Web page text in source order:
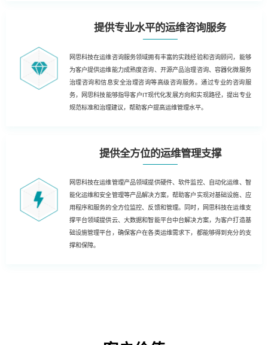
提供专业水平的运维咨询服务
网思科技在运维咨询服务领域拥有丰富的实践经验和咨询顾问，能够
为客户提供运维能力成熟度咨询、开源产品治理咨询、容器化微服务
治理咨询和信息安全治理咨询等高级咨询服务。通过专业的咨询服
务，网思科技能够指导客户IT现代化发展方向和实现路径，提出专业
规范标准和治理建议，帮助客户提高运维管理水平。
提供全方位的运维管理支撑
网思科技在运维管理产品领域提供硬件、软件监控、自动化运维、智
能化运维和安全管理等产品解决方案，帮助客户实现对基础设施、应
用程序和服务的全方位监控、反馈和管理。同时，网思科技在运维支
撑平台领域提供云、大数据和智能平台中台解决方案，为客户打造基
础设施管理平台，确保客户在各类运维需求下，都能够得到充分的支
撑和保障。